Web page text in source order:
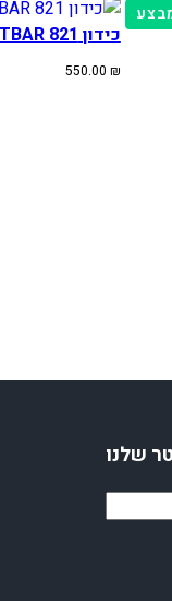
מוצרים
במבצע
כידון RENTHAL FATBAR 821 שחור
550.00 ₪
שלנו